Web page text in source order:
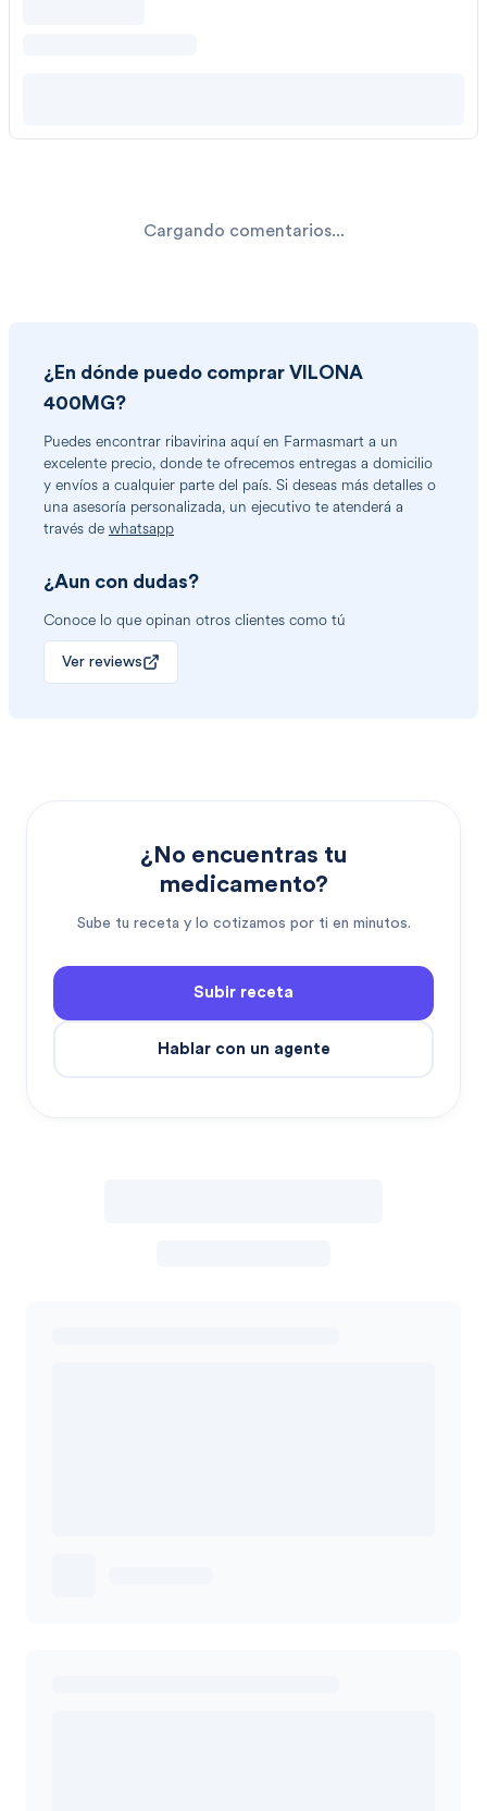
Cargando comentarios...
¿En dónde puedo comprar VILONA
400MG?
Puedes encontrar ribavirina aquí en Farmasmart a un
excelente precio, donde te ofrecemos entregas a domicilio
y envíos a cualquier parte del país. Si deseas más detalles o
una asesoría personalizada, un ejecutivo te atenderá a
través de whatsapp
¿Aun con dudas?
Conoce lo que opinan otros clientes como tú
Ver reviews
¿No encuentras tu
medicamento?
Sube tu receta y lo cotizamos por ti en minutos.
Subir receta
Hablar con un agente